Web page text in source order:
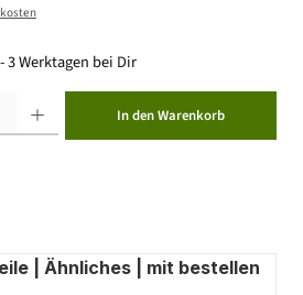
3 Werktagen bei Dir
In den Warenkorb
| Ähnliches | mit bestellen